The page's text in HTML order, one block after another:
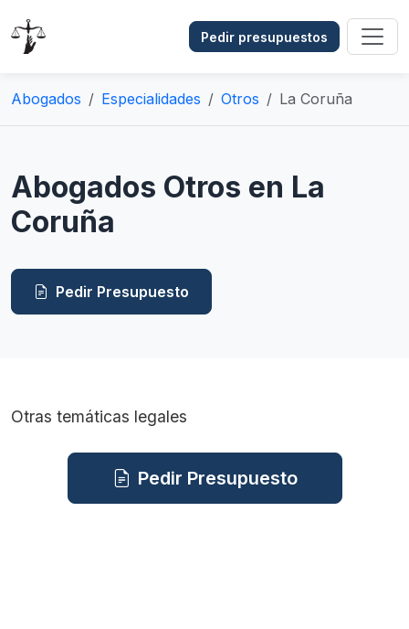
Pedir presupuestos
Abogados Especialidades Otros La Coruña
Abogados Otros en La
Coruña
Pedir Presupuesto
Otras temáticas legales
Pedir Presupuesto